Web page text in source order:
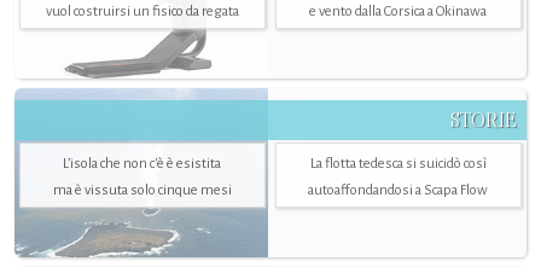
vuol costruirsi un fisico da regata
e vento dalla Corsica a Okinawa
STORIE
L’isola che non c'è è esistita
ma è vissuta solo cinque mesi
La flotta tedesca si suicidò così
autoaffondandosi a Scapa Flow